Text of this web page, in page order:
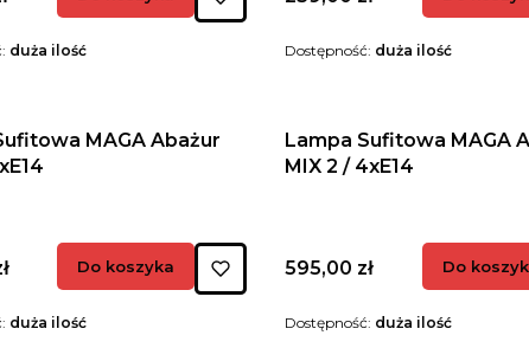
duża ilość Dostępność: duża ilość
MAGA Abażur
Do koszyka
duża ilość
Lampa Sufitowa MAGA
MIX 2 / 4xE14
Cena
595,00 zł Do
Dostępność: duża ilość